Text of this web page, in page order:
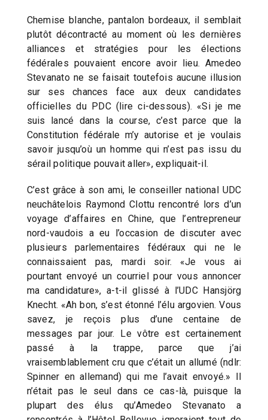
Chemise blanche, pantalon bordeaux, il semblait
plutôt décontracté au moment où les dernières
alliances et stratégies pour les élections
fédérales pouvaient encore avoir lieu. Amedeo
Stevanato ne se faisait toutefois aucune illusion
sur ses chances face aux deux candidates
officielles du PDC (lire ci-dessous). «Si je me
suis lancé dans la course, c’est parce que la
Constitution fédérale m’y autorise et je voulais
savoir jusqu’où un homme qui n’est pas issu du
sérail politique pouvait aller», expliquait-il.
C’est grâce à son ami, le conseiller national UDC
neuchâtelois Raymond Clottu rencontré lors d’un
voyage d’affaires en Chine, que l’entrepreneur
nord-vaudois a eu l’occasion de discuter avec
plusieurs parlementaires fédéraux qui ne le
connaissaient pas, mardi soir. «Je vous ai
pourtant envoyé un courriel pour vous annoncer
ma candidature», a-t-il glissé à l’UDC Hansjörg
Knecht. «Ah bon, s’est étonné l’élu argovien. Vous
savez, je reçois plus d’une centaine de
messages par jour. Le vôtre est certainement
passé à la trappe, parce que j’ai
vraisemblablement cru que c’était un allumé (ndlr:
Spinner en allemand) qui me l’avait envoyé.» Il
n’était pas le seul dans ce cas-là, puisque la
plupart des élus qu’Amedeo Stevanato a